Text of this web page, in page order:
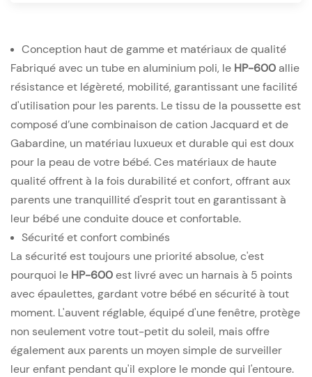
Conception haut de gamme et matériaux de qualité
Fabriqué avec un tube en aluminium poli, le HP-600allie
résistance et légèreté, mobilité, garantissant une facilité
d'utilisation pour les parents. Le tissu de la poussette est
composé d’une combinaison de cation Jacquard et de
Gabardine, un matériau luxueux et durable qui est doux
pour la peau de votre bébé. Ces matériaux de haute
qualité offrent à la fois durabilité et confort, offrant aux
parents une tranquillité d'esprit tout en garantissant à
leur bébé une conduite douce et confortable.
Sécurité et confort combinés
La sécurité est toujours une priorité absolue, c'est
pourquoi le HP-600est livré avec un harnais à 5 points
avec épaulettes, gardant votre bébé en sécurité à tout
moment. L'auvent réglable, équipé d'une fenêtre, protège
non seulement votre tout-petit du soleil, mais offre
également aux parents un moyen simple de surveiller
leur enfant pendant qu'il explore le monde qui l'entoure.